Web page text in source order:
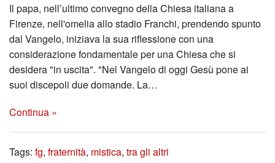
Il papa, nell’ultimo convegno della Chiesa italiana a
Firenze, nell'omelia allo stadio Franchi, prendendo spunto
dal Vangelo, iniziava la sua riflessione con una
considerazione fondamentale per una Chiesa che si
desidera "in uscita". "Nel Vangelo di oggi Gesù pone ai
suoi discepoli due domande. La…
Continua »
Tags: fg, fraternità, mistica, tra gli altri